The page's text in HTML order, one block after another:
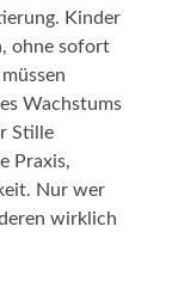
Kinder
ohne sofort
Wachstums
Stille
Praxis,
Nur wer
wirklich